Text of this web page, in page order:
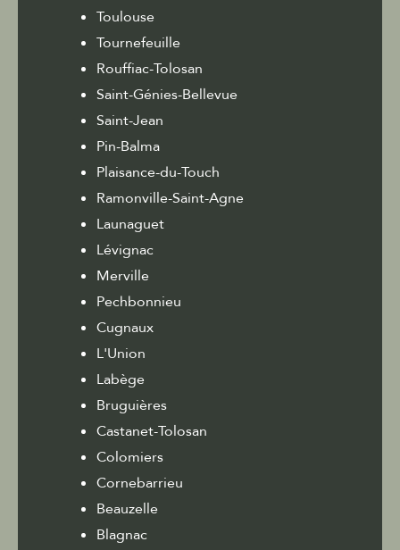
Toulouse
Tournefeuille
Rouffiac-Tolosan
Saint-Génies-Bellevue
Saint-Jean
Pin-Balma
Plaisance-du-Touch
Ramonville-Saint-Agne
Launaguet
Lévignac
Merville
Pechbonnieu
Cugnaux
L'Union
Labège
Bruguières
Castanet-Tolosan
Colomiers
Cornebarrieu
Beauzelle
Blagnac